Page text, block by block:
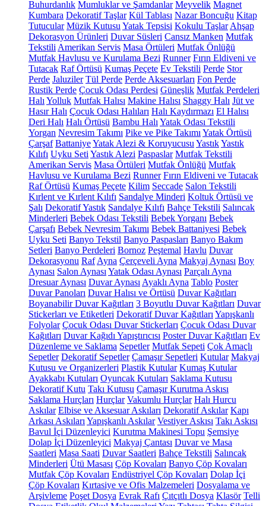
Buhurdanlık Mumluklar ve Şamdanlar Meyvelik Magnet
Kumbara Dekoratif Taşlar Kül Tablası Nazar Boncuğu Kitap
Tutucular Müzik Kutusu Yatak Tepsisi Kokulu Taşlar Ahşap
Dekorasyon Ürünleri Duvar Süsleri Cansız Manken Mutfak
Tekstili Amerikan Servis Masa Örtüleri Mutfak Önlüğü
Mutfak Havlusu ve Kurulama Bezi Runner Fırın Eldiveni ve
Tutacak Raf Örtüsü Kumaş Peçete Ev Tekstili Perde Stor
Perde Jaluziler Tül Perde Perde Aksesuarları Fon Perde
Rustik Perde Çocuk Odası Perdesi Güneşlik Mutfak Perdeleri
Halı Yolluk Mutfak Halısı Makine Halısı Shaggy Halı Jüt ve
Hasır Halı Çocuk Odası Halıları Halı Kaydırmazı El Halısı
Deri Halı Halı Örtüsü Bambu Halı Yatak Odası Tekstili
Yorgan Nevresim Takımı Pike ve Pike Takımı Yatak Örtüsü
Çarşaf BattaniyeYatak Alezi & Koruyucusu YastıkYastık
Kılıfı Uyku Seti Yastık Alezi Paspaslar Mutfak Tekstili
Amerikan Servis Masa Örtüleri Mutfak Önlüğü Mutfak
Havlusu ve Kurulama Bezi Runner Fırın Eldiveni ve Tutacak
Raf Örtüsü Kumaş Peçete Kilim Seccade Salon Tekstili
Kırlent ve Kırlent Kılıfı Sandalye Minderi Koltuk Örtüsü ve
Şalı Dekoratif Yastık Sandalye Kılıfı Bahçe Tekstili Salıncak
Minderleri Bebek Odası Tekstili Bebek Yorganı Bebek
Çarşafı Bebek Nevresim Takımı Bebek Battaniyesi Bebek
Uyku Seti Banyo Tekstil Banyo Paspasları Banyo Bakım
Setleri Banyo Perdeleri Bornoz Peştemal Havlu Duvar
Dekorasyonu Raf Ayna Çerçeveli Ayna Makyaj Aynası Boy
Aynası Salon Aynası Yatak Odası Aynası Parçalı Ayna
Dresuar Aynası Duvar Aynası Ayaklı Ayna Tablo Poster
Duvar Panoları Duvar Halısı ve Örtüsü Duvar Kağıtları
Boyanabilir Duvar Kağıtları 3 Boyutlu Duvar Kağıtları Duvar
Stickerları ve Etiketleri Dekoratif Duvar Kağıtları Yapışkanlı
Folyolar Çocuk Odası Duvar Stickerları Çocuk Odası Duvar
Kağıtları Duvar Kağıdı Yapıştırıcısı Poster Duvar Kağıtları Ev
Düzenleme ve Saklama Sepetler Mutfak Sepeti Çok Amaçlı
Sepetler Dekoratif Sepetler Çamaşır Sepetleri Kutular Makyaj
Kutusu ve Organizerleri Plastik Kutular Kumaş Kutular
Ayakkabı Kutuları Oyuncak Kutuları Saklama Kutusu
Dekoratif Kutu Takı Kutusu Çamaşır Kurutma Askısı
Saklama Hurçları Hurçlar Vakumlu Hurçlar Halı Hurcu
Askılar Elbise ve Aksesuar Askıları Dekoratif Askılar Kapı
Arkası Askıları Yapışkanlı Askılar Vestiyer Askısı Takı Askısı
Bavul İçi Düzenleyici Kurutma Makinesi Topu Şemsiye
Dolap İçi Düzenleyici Makyaj Çantası Duvar ve Masa
Saatleri Masa Saati Duvar Saatleri Bahçe Tekstili Salıncak
Minderleri Ütü Masası Çöp Kovaları Banyo Çöp Kovaları
Mutfak Çöp Kovaları Endüstriyel Çöp Kovaları Dolap İçi
Çöp Kovaları Kırtasiye ve Ofis Malzemeleri Dosyalama ve
Arşivleme Poşet Dosya Evrak Rafı Çıtçıtlı Dosya Klasör Telli